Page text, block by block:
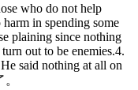
who do not help
in spending some
plaining since nothing
out to be enemies.4.
said nothing at all on